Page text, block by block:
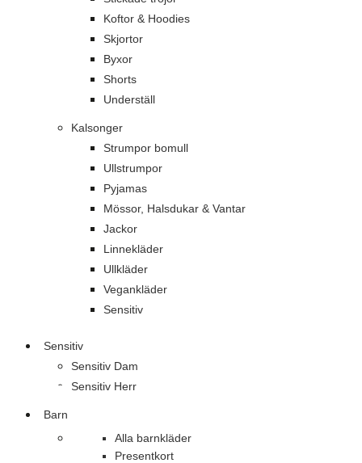
Koftor & Hoodies
Skjortor
Byxor
Shorts
Underställ
Kalsonger
Strumpor bomull
Ullstrumpor
Pyjamas
Mössor, Halsdukar & Vantar
Jackor
Linnekläder
Ullkläder
Vegankläder
Sensitiv
Sensitiv
Sensitiv Dam
Sensitiv Herr
Barn
Alla barnkläder
Presentkort